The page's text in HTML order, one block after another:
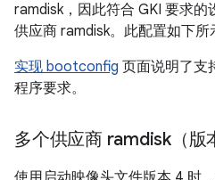
ramdisk，因此符合 GKI 要求
供应商 ramdisk。此配置如下所
实现 bootconfig 页面说明了支
程序要求。
多个供应商 ramdisk（版